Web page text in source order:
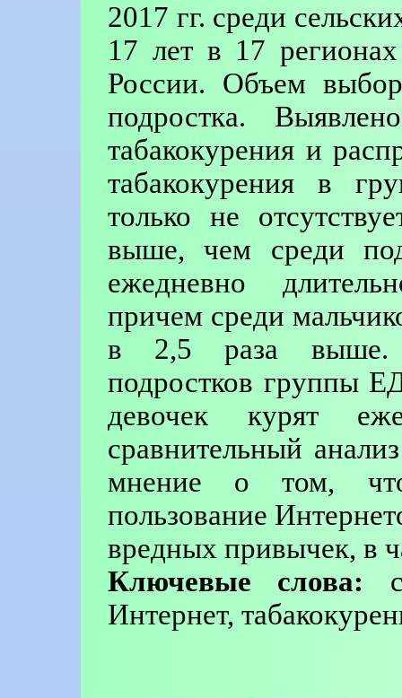
2017 гг. среди
17 лет в 17
России. Объем
подростка.
табакокурения и
табакокурения в
только не
выше, чем среди
ежедневно
причем среди
в 2,5 раза выше.
подростков группы
девочек курят
сравнительный
мнение о том, что
пользование
вредных привычек, в
Ключевые слова:
Интернет,